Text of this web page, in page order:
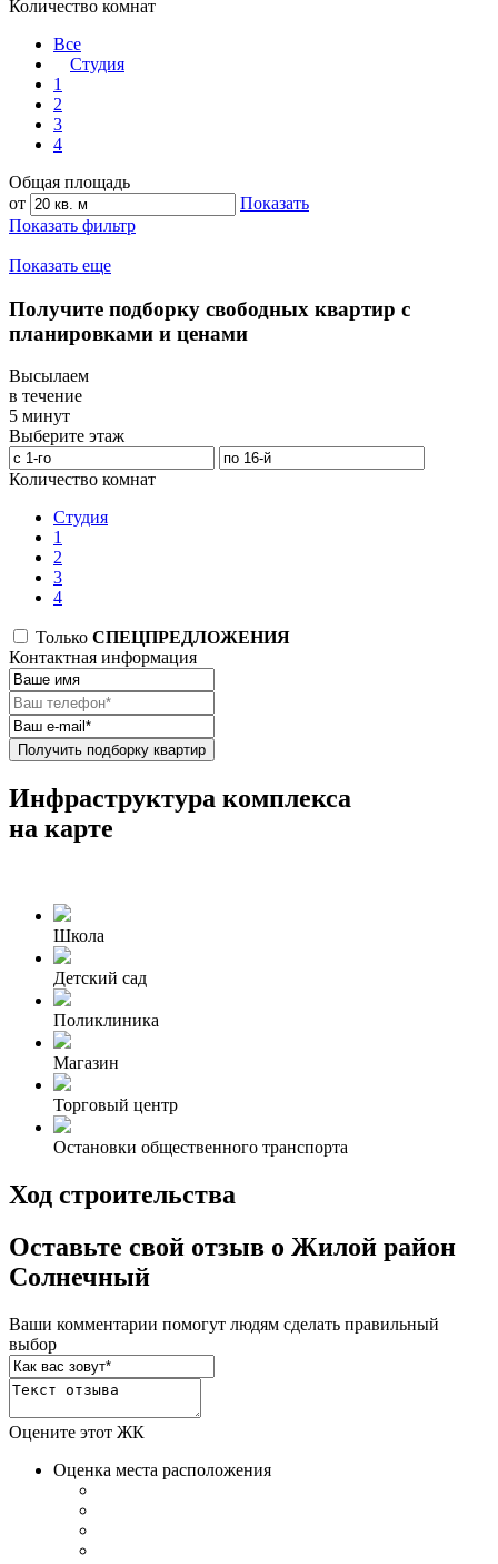
Количество комнат
Все
Студия
1
2
3
4
Общая площадь
от
Показать
Показать фильтр
Показать еще
Получите подборку свободных квартир с
планировками и ценами
Высылаем
в течение
5 минут
Выберите этаж
Количество комнат
Студия
1
2
3
4
Только СПЕЦПРЕДЛОЖЕНИЯ
Контактная информация
Получить подборку квартир
Инфраструктура комплекса
на карте
Школа
Детский сад
Поликлиника
Магазин
Торговый центр
Остановки общественного транспорта
Ход строительства
Оставьте свой отзыв о Жилой район
Солнечный
Ваши комментарии помогут людям сделать правильный
выбор
Оцените этот ЖК
Оценка места расположения